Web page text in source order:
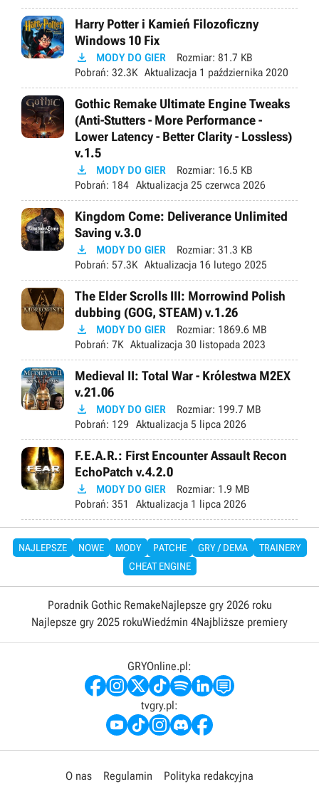
Harry Potter i Kamień Filozoficzny
Windows 10 Fix
 MODY DO GIER Rozmiar: 81.7 KB
Pobrań: 32.3K Aktualizacja 1 października 2020
Gothic Remake Ultimate Engine Tweaks
(Anti-Stutters - More Performance -
Lower Latency - Better Clarity - Lossless)
v.1.5
 MODY DO GIER Rozmiar: 16.5 KB
Pobrań: 184 Aktualizacja 25 czerwca 2026
Kingdom Come: Deliverance Unlimited
Saving v.3.0
 MODY DO GIER Rozmiar: 31.3 KB
Pobrań: 57.3K Aktualizacja 16 lutego 2025
The Elder Scrolls III: Morrowind Polish
dubbing (GOG, STEAM) v.1.26
 MODY DO GIER Rozmiar: 1869.6 MB
Pobrań: 7K Aktualizacja 30 listopada 2023
Medieval II: Total War - Królestwa M2EX
v.21.06
 MODY DO GIER Rozmiar: 199.7 MB
Pobrań: 129 Aktualizacja 5 lipca 2026
F.E.A.R.: First Encounter Assault Recon
EchoPatch v.4.2.0
 MODY DO GIER Rozmiar: 1.9 MB
Pobrań: 351 Aktualizacja 1 lipca 2026
NAJLEPSZE NOWE MODY PATCHE GRY / DEMA
TRAINERY
CHEAT ENGINE
Poradnik Gothic RemakeNajlepsze gry 2026 roku
Najlepsze gry 2025 rokuWiedźmin 4Najbliższe premiery
GRYOnline.pl:
tvgry.pl:
O nas Regulamin
Polityka redakcyjna